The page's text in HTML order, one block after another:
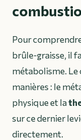
Pour
brûle-graisse, il
métabolisme. Le
manières : le
physique et la
sur ce dernier
directement.